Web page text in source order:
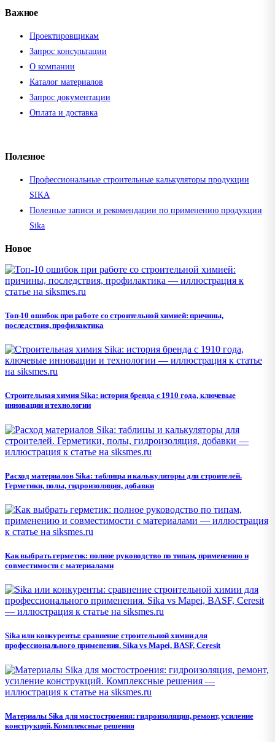
Важное
Проектировщикам
Запрос консультации
О компании
Каталог материалов
Запрос документации
Оплата и доставка
Полезное
Профессиональные строительные калькуляторы продукции
SIKA
Полезные записи и рекомендации по применению продукции
Sika
Новое
Топ-10 ошибок при работе со строительной химией: причины,
последствия, профилактика
Строительная химия Sika: история бренда с 1910 года, ключевые
инновации и технологии
Расход материалов Sika: таблицы и калькуляторы для строителей.
Герметики, полы, гидроизоляция, добавки
Как выбрать герметик: полное руководство по типам, применению и
совместимости с материалами
Sika или конкуренты: сравнение строительной химии для
профессионального применения. Sika vs Mapei, BASF, Ceresit
Материалы Sika для мостостроения: гидроизоляция, ремонт, усиление
конструкций. Комплексные решения